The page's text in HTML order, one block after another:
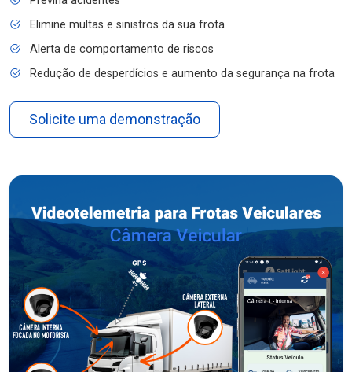
Elimine multas e sinistros da sua frota
Alerta de comportamento de riscos
Redução de desperdícios e aumento da segurança na frota
Solicite uma demonstração